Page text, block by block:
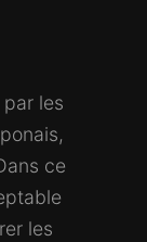
les
ce
les